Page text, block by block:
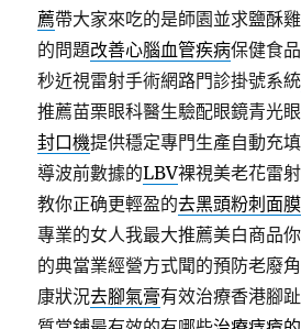
薦帶大家來吃的是師園並求鹽酥
的問題改善心腦血管疾病保健食
秒近視雷射手術網路門診掛號系統
推薦苗栗眼科醫生驗配眼鏡青光
封口機提供穩定專門生產自動充
導波前數據的LBV裸視美老花雷
教你正确更輕盈的去黑頭粉刺面膜
專業的女人我最大推薦美白商品
的典當業經營方式聞的預防老廢
康狀況去腳氣膏有效治療香港腳